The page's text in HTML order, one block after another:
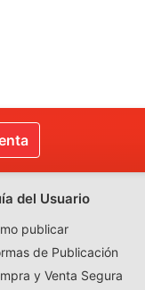
del Usuario
publicar
de Publicación
y Venta Segura